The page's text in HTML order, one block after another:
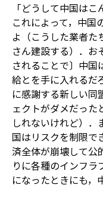
「どうして中国は
これによって，中国
よ（こうした業者た
さん建設する）．お
されることで〕中国
給とを手に入れるだ
に感謝する新しい同
ェクトがダメだった
しれないけれど）．
国はリスクを制限で
済全体が崩壊して公
りに各種のインフラ
になったときにも，